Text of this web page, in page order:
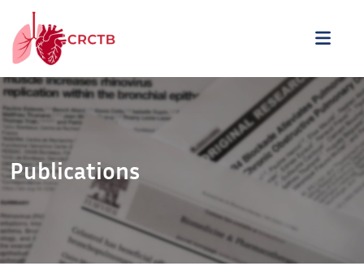
Aller au contenu
Publications